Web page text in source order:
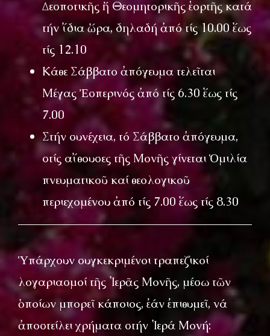
Δεσποτικῆς ἤ Θεομητορικῆς ἑορτῆς κατά
τήν ἴδια ὥρα, δηλαδή ἀπό τίς 10.00 ἕως
τίς 12.10
Κάθε Σάββατο ἀπόγευμα τελεῖται
Μέγας Ἐσπερινός ἀπό τίς 6.30 ἕως τίς
7.00
Στήν συνέχεια, τό Σάββατο ἀπόγευμα,
στίς αἴθουσες τῆς Μονῆς γίνεται Ὁμιλία
πνευματικοῦ καί θεολογικοῦ
περιεχομένου ἀπό τίς 7.00 ἕως τίς 8.30
Ὑπάρχουν συγκεκριμένοι τραπεζικοί
λογαριασμοί τῆς Ἱερᾶς Μονῆς, μέσω τῶν
ὁποίων μπορεῖ κάποιος, ἐάν ἐπιθυμεῖ, νά
ἀποστείλει χρήματα στήν Ἱερά Μονή: